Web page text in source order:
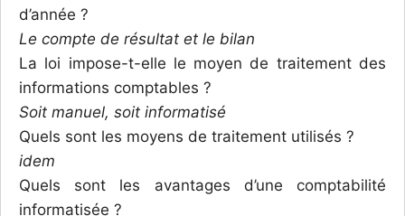
d’année ?
Le compte de résultat et le bilan
La loi impose-t-elle le moyen de traitement des
informations comptables ?
Soit manuel, soit informatisé
Quels sont les moyens de traitement utilisés ?
idem
Quels sont les avantages d’une comptabilité
informatisée ?